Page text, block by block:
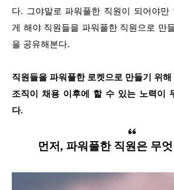
다. 그야말로 파워풀한 직원이 되어야만
게 해야 직원들을 파워풀한 직원으로 만
을 공유해본다.
직원들을 파워풀한 로켓으로 만들기 위해
조직이 채용 이후에 할 수 있는 노력이
다.
먼저, 파워풀한 직원은 무